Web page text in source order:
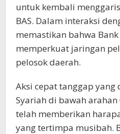
untuk kembali
BAS. Dalam interaksi
memastikan bahwa
memperkuat jaringan
pelosok daerah.
Aksi cepat tanggap yang
Syariah di bawah
telah memberikan
yang tertimpa musibah.